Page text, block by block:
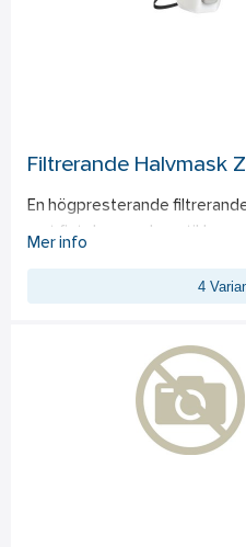
Filtrerande Halvmask
En högpresterande
mot fint damm och partiklar
ut fukt, värme och koldioxid
passform för högsta möjliga
som bär glasögon. Tillverkad
med EN 149:2001+A1:2009,
Mer info
4